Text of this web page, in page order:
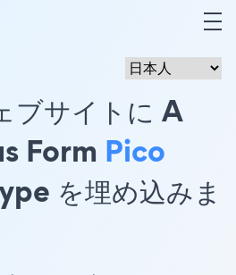
ブサイトに A
Form Pico
を埋め込みま